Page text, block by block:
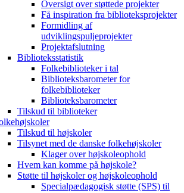
Oversigt over støttede projekter
Få inspiration fra biblioteksprojekter
Formidling af
udviklingspuljeprojekter
Projektafslutning
Biblioteksstatistik
Folkebiblioteker i tal
Biblioteksbarometer for
folkebiblioteker
Biblioteksbarometer
Tilskud til biblioteker
Tilskud til højskoler
Tilsynet med de danske folkehøjskoler
Klager over højskoleophold
Hvem kan komme på højskole?
Støtte til højskoler og højskoleophold
Specialpædagogisk støtte (SPS) til